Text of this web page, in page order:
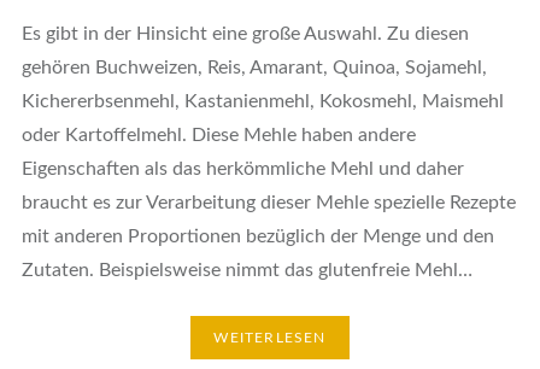
Es gibt in der Hinsicht eine große Auswahl. Zu diesen
gehören Buchweizen, Reis, Amarant, Quinoa, Sojamehl,
Kichererbsenmehl, Kastanienmehl, Kokosmehl, Maismehl
oder Kartoffelmehl. Diese Mehle haben andere
Eigenschaften als das herkömmliche Mehl und daher
braucht es zur Verarbeitung dieser Mehle spezielle Rezepte
mit anderen Proportionen bezüglich der Menge und den
Zutaten. Beispielsweise nimmt das glutenfreie Mehl…
WEITERLESEN